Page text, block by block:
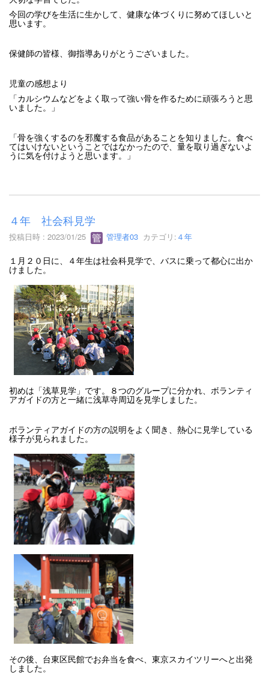
今回の学びを生活に生かして、健康な体づくりに努めてほしいと
思います。
保健師の皆様、御指導ありがとうございました。
児童の感想より
「カルシウムなどをよく取って強い骨を作るために頑張ろうと思
いました。」
「骨を強くするのを邪魔する食品があることを知りました。食べ
てはいけないということではなかったので、量を取り過ぎないよ
うに気を付けようと思います。」
４年 社会科見学
投稿日時 : 2023/01/25 管理者03 カテゴリ: ４年
１月２０日に、４年生は社会科見学で、バスに乗って都心に出か
けました。
初めは「浅草見学」です。８つのグループに分かれ、ボランティ
アガイドの方と一緒に浅草寺周辺を見学しました。
ボランティアガイドの方の説明をよく聞き、熱心に見学している
様子が見られました。
その後、台東区民館でお弁当を食べ、東京スカイツリーへと出発
しました。